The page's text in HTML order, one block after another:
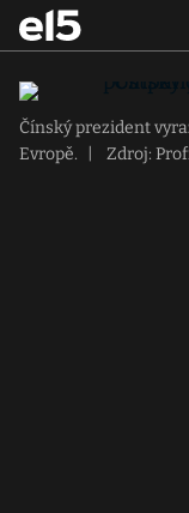
Čínský prezident
Evropě.
Zdroj: